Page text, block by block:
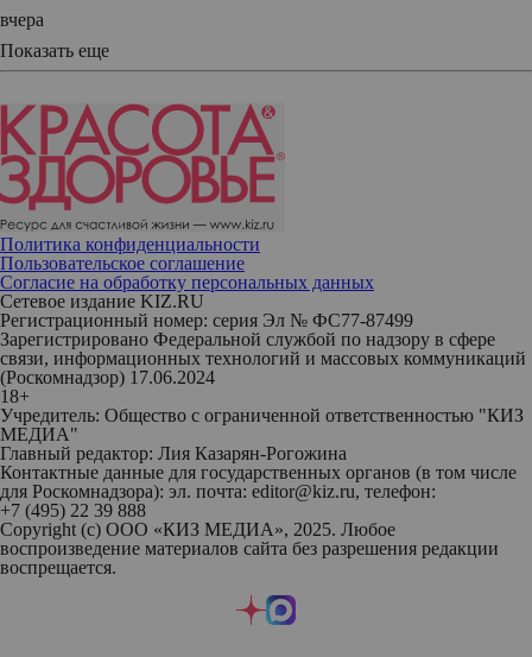
вчера
Показать еще
Политика конфиденциальности
Пользовательское соглашение
Согласие на обработку персональных данных
Сетевое издание KIZ.RU
Регистрационный номер: серия Эл № ФС77-87499
Зарегистрировано Федеральной службой по надзору в сфере
связи, информационных технологий и массовых коммуникаций
(Роскомнадзор) 17.06.2024
18+
Учредитель: Общество с ограниченной ответственностью "КИЗ
МЕДИА"
Главный редактор: Лия Казарян-Рогожина
Контактные данные для государственных органов (в том числе
для Роскомнадзора): эл. почта: editor@kiz.ru, телефон:
+7 (495) 22 39 888
Copyright (с) ООО «КИЗ МЕДИА», 2025. Любое
воспроизведение материалов сайта без разрешения редакции
воспрещается.